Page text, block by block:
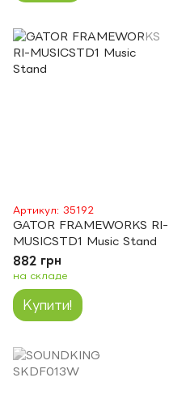
Артикул: 35192
GATOR FRAMEWORKS RI-
MUSICSTD1 Music Stand
882 грн
на складе
Купити!